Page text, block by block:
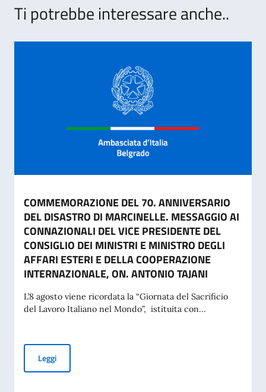
Ti potrebbe interessare anche..
COMMEMORAZIONE DEL 70. ANNIVERSARIO
DEL DISASTRO DI MARCINELLE. MESSAGGIO AI
CONNAZIONALI DEL VICE PRESIDENTE DEL
CONSIGLIO DEI MINISTRI E MINISTRO DEGLI
AFFARI ESTERI E DELLA COOPERAZIONE
INTERNAZIONALE, ON. ANTONIO TAJANI
L’8 agosto viene ricordata la “Giornata del Sacrificio
del Lavoro Italiano nel Mondo”, istituita con...
LeggiCOMMEMORAZIONE DEL 70. ANNIVERSARIO DEL